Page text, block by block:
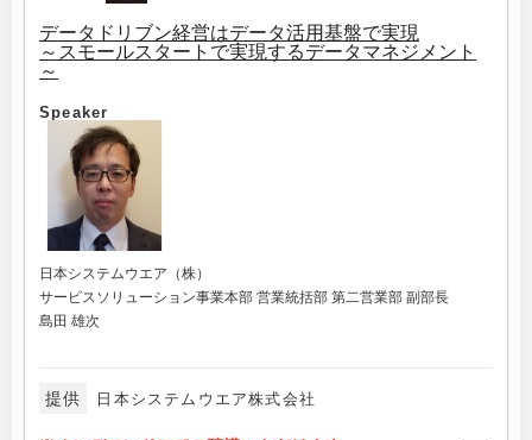
データドリブン経営はデータ活用基盤で実現
～スモールスタートで実現するデータマネジメント
～
Speaker
日本システムウエア（株）
サービスソリューション事業本部 営業統括部 第二営業部 副部長
島田 雄次
提供 日本システムウエア株式会社